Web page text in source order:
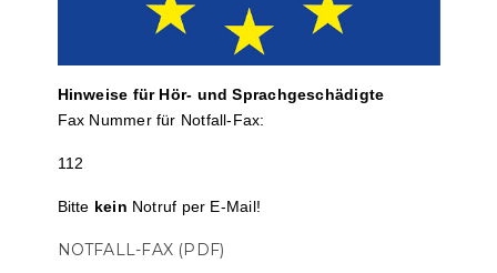
Hinweise für Hör- und Sprach­ge­schä­digte
Fax Nummer für Notfall-Fax:
112
Bitte kein Notruf per E-Mail!
NOTFALL-FAX (PDF)